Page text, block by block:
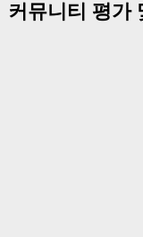
커뮤니티 평가